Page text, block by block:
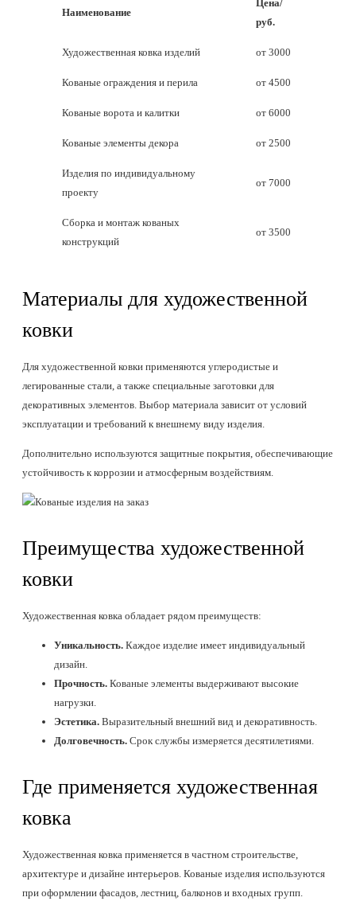
Наименование
Цена/
руб.
Художественная ковка изделий от 3000
Кованые ограждения и перила от 4500
Кованые ворота и калитки от 6000
Кованые элементы декора от 2500
Изделия по индивидуальному
проекту
от 7000
Сборка и монтаж кованых
конструкций
от 3500
Материалы для художественной
ковки
Для художественной ковки применяются углеродистые и
легированные стали, а также специальные заготовки для
декоративных элементов. Выбор материала зависит от условий
эксплуатации и требований к внешнему виду изделия.
Дополнительно используются защитные покрытия, обеспечивающие
устойчивость к коррозии и атмосферным воздействиям.
Преимущества художественной
ковки
Художественная ковка обладает рядом преимуществ:
Уникальность. Каждое изделие имеет индивидуальный
дизайн.
Прочность. Кованые элементы выдерживают высокие
нагрузки.
Эстетика. Выразительный внешний вид и декоративность.
Долговечность. Срок службы измеряется десятилетиями.
Где применяется художественная
ковка
Художественная ковка применяется в частном строительстве,
архитектуре и дизайне интерьеров. Кованые изделия используются
при оформлении фасадов, лестниц, балконов и входных групп.